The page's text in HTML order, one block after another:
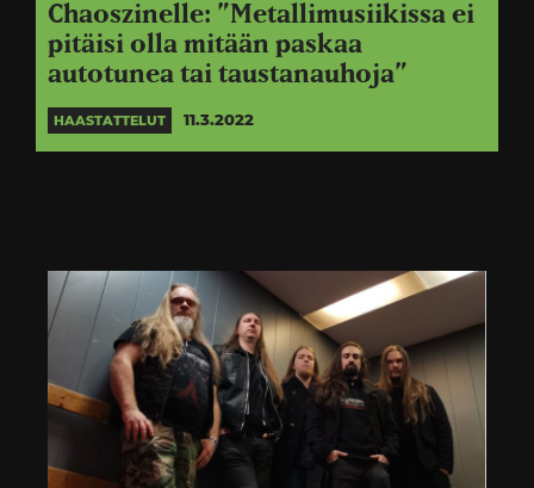
Chaoszinelle: ”Metallimusiikissa ei
pitäisi olla mitään paskaa
autotunea tai taustanauhoja”
HAASTATTELUT 11.3.2022